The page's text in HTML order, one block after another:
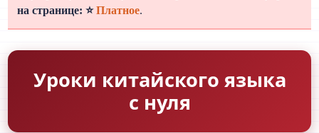
на странице: ⭐Платное.
Уроки китайского языка
с нуля